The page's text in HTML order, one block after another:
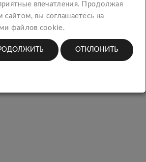
впечатления. Продолжая
сайтом, вы соглашаетесь на
файлов cookie.
ОТКЛОНИТЬ